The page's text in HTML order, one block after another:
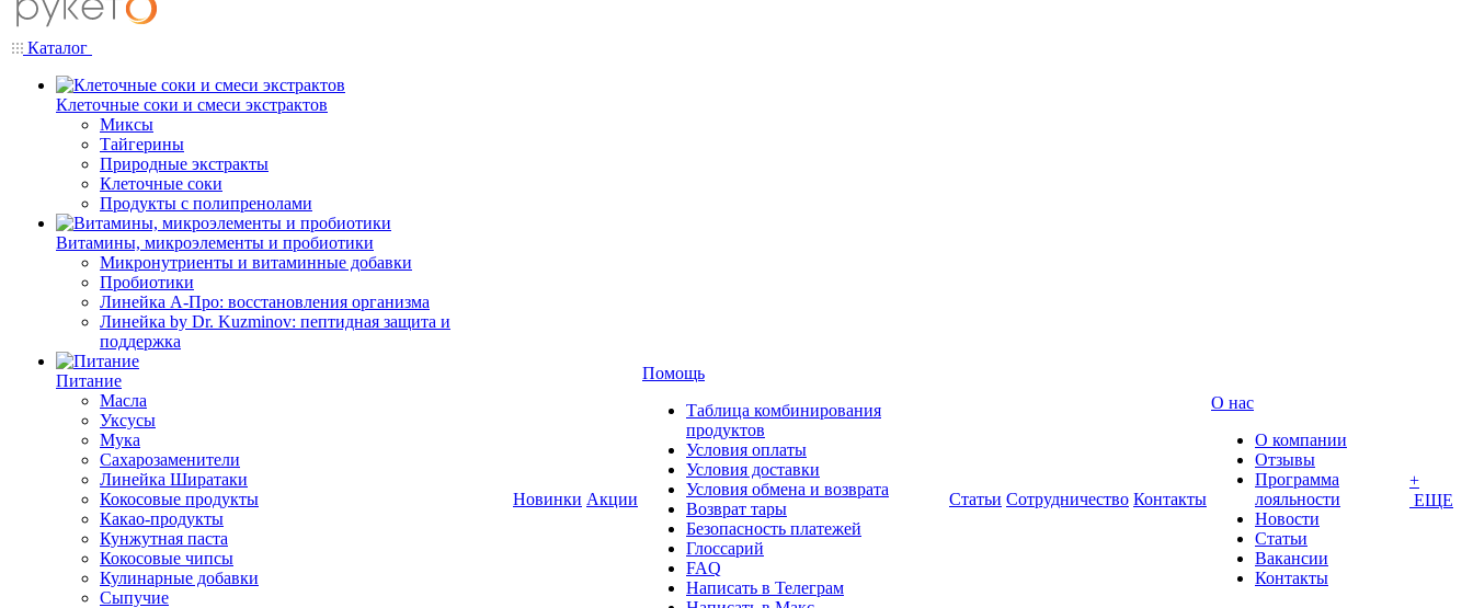
Каталог
Клеточные соки и смеси экстрактов
Миксы
Тайгерины
Природные экстракты
Клеточные соки
Продукты с полипренолами
Витамины, микроэлементы и пробиотики
Микронутриенты и витаминные добавки
Пробиотики
Линейка А-Про: восстановления организма
Линейка by Dr. Kuzminov: пептидная защита и
поддержка
Питание
Масла
Уксусы
Мука
Сахарозаменители
Линейка Ширатаки
Кокосовые продукты
Какао-продукты
Кунжутная паста
Кокосовые чипсы
Кулинарные добавки
Сыпучие
Новинки Акции
Помощь
Таблица комбинирования
продуктов
Условия оплаты
Условия доставки
Условия обмена и возврата
Возврат тары
Безопасность платежей
Глоссарий
FAQ
Написать в Телеграм
Статьи Сотрудничество Контакты
О нас
О компании
Отзывы
Программа
лояльности
Новости
Статьи
Вакансии
Контакты
+
ЕЩЕ